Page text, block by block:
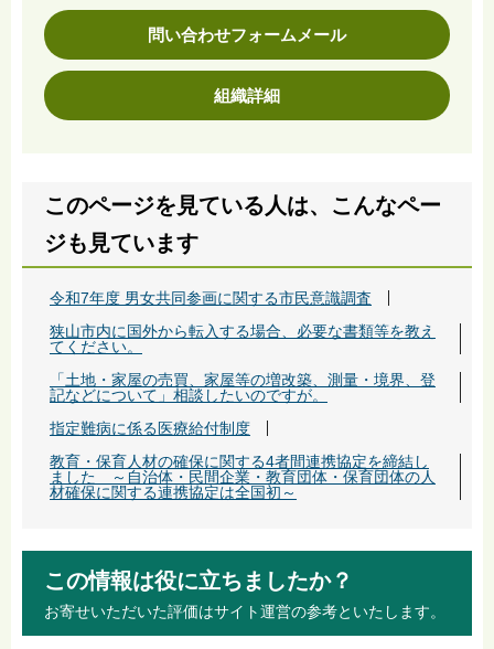
問い合わせフォームメール
組織詳細
このページを見ている人は、こんなペー
ジも見ています
令和7年度 男女共同参画に関する市民意識調査
狭山市内に国外から転入する場合、必要な書類等を教え
てください。
「土地・家屋の売買、家屋等の増改築、測量・境界、登
記などについて」相談したいのですが。
指定難病に係る医療給付制度
教育・保育人材の確保に関する4者間連携協定を締結し
ました ～自治体・民間企業・教育団体・保育団体の人
材確保に関する連携協定は全国初～
この情報は役に立ちましたか？
お寄せいただいた評価はサイト運営の参考といたします。